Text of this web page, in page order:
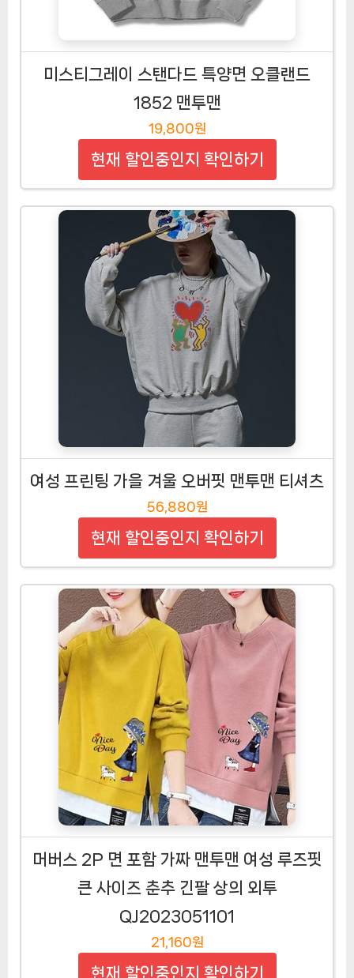
미스티그레이 스탠다드 특양면 오클랜드
1852 맨투맨
19,800원
현재 할인중인지 확인하기
여성 프린팅 가을 겨울 오버핏 맨투맨 티셔츠
56,880원
현재 할인중인지 확인하기
머버스 2P 면 포함 가짜 맨투맨 여성 루즈핏
큰 사이즈 춘추 긴팔 상의 외투
QJ2023051101
21,160원
현재 할인중인지 확인하기